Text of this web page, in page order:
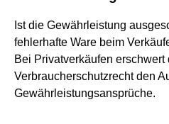
Ist die Gewährleistung
fehlerhafte Ware beim
Bei Privatverkäufen erschwert
Verbraucherschutzrecht den
Gewährleistungsansprüche.